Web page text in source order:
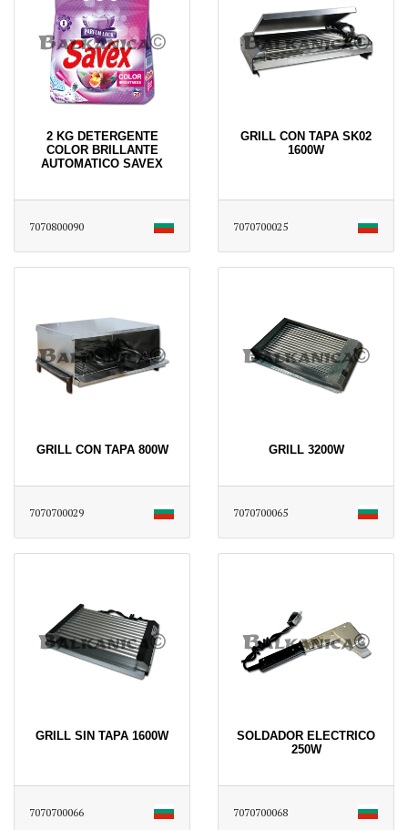
2 KG DETERGENTE
COLOR BRILLANTE
AUTOMATICO SAVEX
7070800090
GRILL CON TAPA SK02
1600W
7070700025
GRILL CON TAPA 800W
7070700029
GRILL 3200W
7070700065
GRILL SIN TAPA 1600W
7070700066
SOLDADOR ELECTRICO
250W
7070700068